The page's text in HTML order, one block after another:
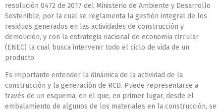
resolución 0472 de 2017 del Ministerio de Ambiente y Desarrollo
Sostenible, por la cual se reglamenta la gestión integral de los
residuos generados en las actividades de construcción y
demolición, y con la estrategia nacional de economía circular
(ENEC) la cual busca intervenir todo el ciclo de vida de un
producto.
Es importante entender la dinámica de la actividad de la
construcción y la generación de RCD. Puede representarse a
través de un esquema, en el que, en primer lugar, desde el
embalamiento de algunos de los materiales en la construcción, se